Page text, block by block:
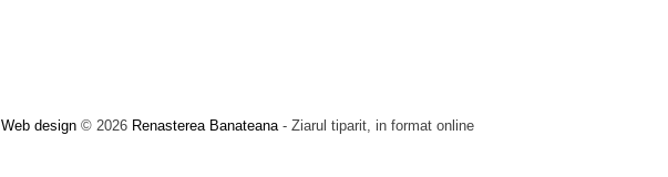
Web design© 2026 Renasterea Banateana- Ziarul tiparit, in format online